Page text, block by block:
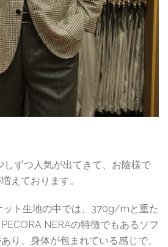
ずつ人気が出てきて、お陰様で
えております。
ット生地の中では、370g/mと重た
NERAの特徴でもあるソフ
り、身体が包まれている感じで、